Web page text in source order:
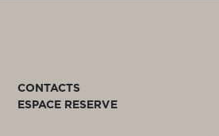
CONTACTS
ESPACE RESERVE